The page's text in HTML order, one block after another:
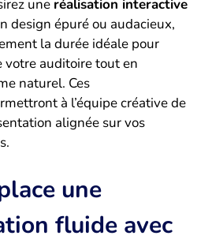
une réalisation interactive
design épuré ou audacieux,
la durée idéale pour
votre auditoire tout en
naturel. Ces
à l’équipe créative de
alignée sur vos
une
fluide avec